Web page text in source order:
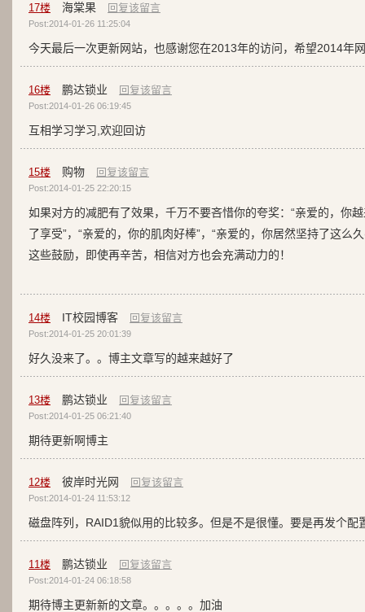
17楼 海棠果 回复该留言
Post:2014-01-26 11:25:04
今天最后一次更新网站，也感谢您在2013年的访问，希望2014年
16楼 鹏达锁业 回复该留言
Post:2014-01-26 06:19:45
互相学习学习,欢迎回访
15楼 购物 回复该留言
Post:2014-01-25 22:20:15
如果对方的减肥有了效果，千万不要吝惜你的夸奖：“亲爱的，你
了享受”，“亲爱的，你的肌肉好棒”，“亲爱的，你居然坚持了这
这些鼓励，即使再辛苦，相信对方也会充满动力的！
14楼 IT校园博客 回复该留言
Post:2014-01-25 20:01:39
好久没来了。。博主文章写的越来越好了
13楼 鹏达锁业 回复该留言
Post:2014-01-25 06:21:40
期待更新啊博主
12楼 彼岸时光网 回复该留言
Post:2014-01-24 11:53:12
磁盘阵列，RAID1貌似用的比较多。但是不是很懂。要是再发个配
11楼 鹏达锁业 回复该留言
Post:2014-01-24 06:18:58
期待博主更新新的文章。。。。。加油